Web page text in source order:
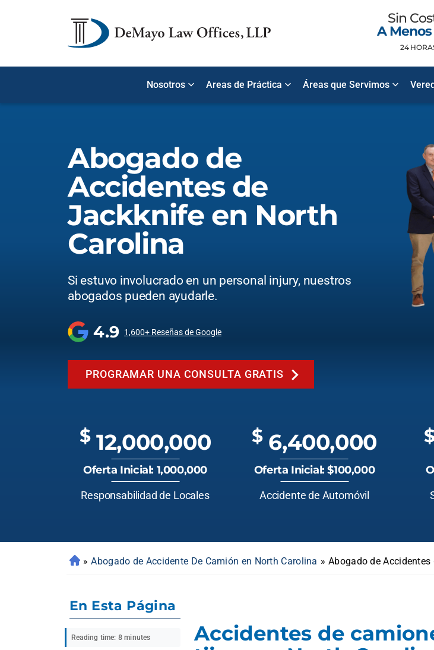
Sin
A
24
Nosotros Areas de Práctica Áreas que Servimos
Abogado de
Accidentes de
Jackknife en North
Carolina
Si estuvo involucrado en un personal injury, nuestros
abogados pueden ayudarle.
4.9 1,600+ Reseñas de Google
PROGRAMAR UNA CONSULTA GRATIS
$12,000,000
Oferta Inicial: 1,000,000
Responsabilidad de Locales
$6,400,000
Oferta Inicial: $100,000
Accidente de Automóvil
» Abogado de Accidente De Camión en North Carolina » Abogado de
En Esta Página
Reading time: 8 minutes
Accidentes de